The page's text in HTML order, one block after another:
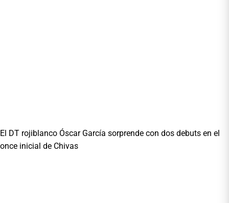
El DT rojiblanco Óscar García sorprende con dos debuts en el
once inicial de Chivas